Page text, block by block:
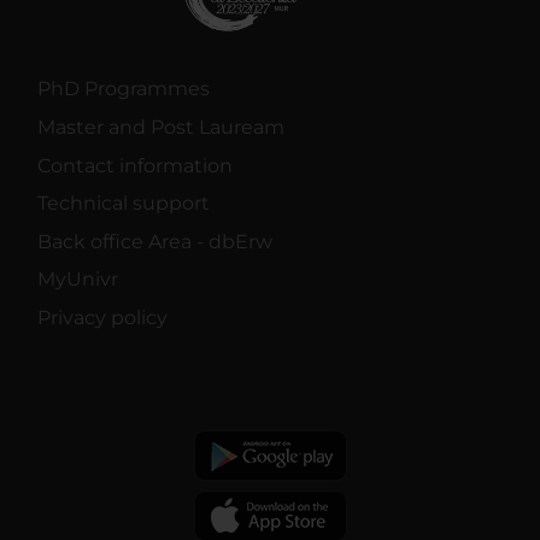
PhD Programmes
Master and Post Lauream
Contact information
Technical support
Back office Area - dbErw
MyUnivr
Privacy policy